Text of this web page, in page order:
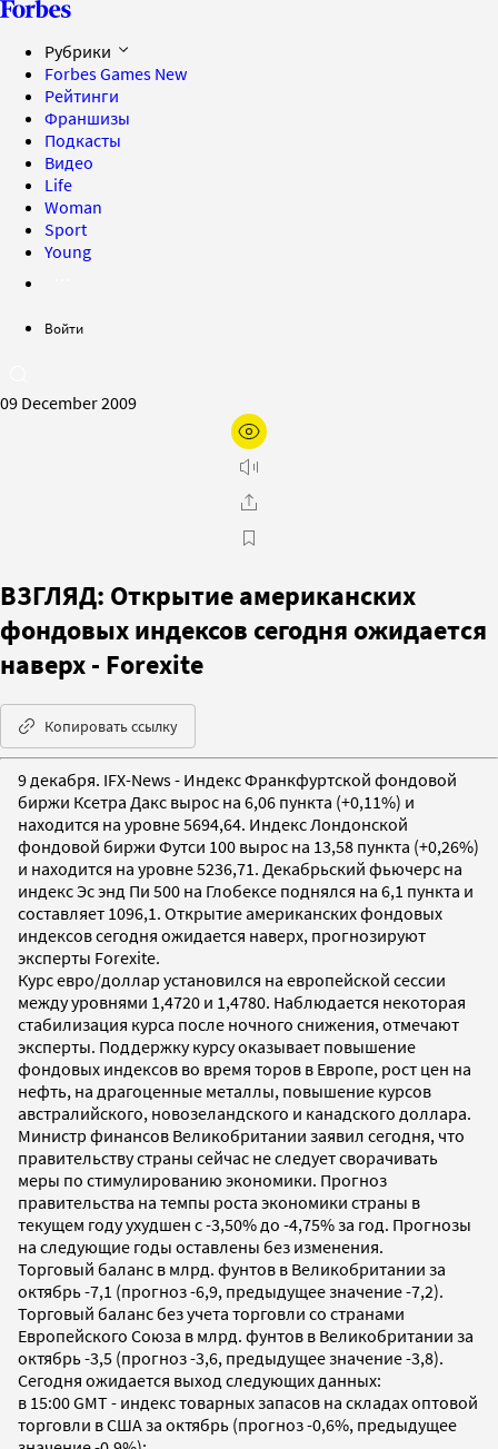
Рубрики
Forbes Games New
Рейтинги
Франшизы
Подкасты
Видео
Life
Woman
Sport
Young
Войти
09 December 2009
ВЗГЛЯД: Открытие американских
фондовых индексов сегодня ожидается
наверх - Forexite
Копировать ссылку
9 декабря. IFX-News - Индекс Франкфуртской фондовой
биржи Ксетра Дакс вырос на 6,06 пункта (+0,11%) и
находится на уровне 5694,64. Индекс Лондонской
фондовой биржи Футси 100 вырос на 13,58 пункта (+0,26%)
и находится на уровне 5236,71. Декабрьский фьючерс на
индекс Эс энд Пи 500 на Глобексе поднялся на 6,1 пункта и
составляет 1096,1. Открытие американских фондовых
индексов сегодня ожидается наверх, прогнозируют
эксперты Forexite.
Курс евро/доллар установился на европейской сессии
между уровнями 1,4720 и 1,4780. Наблюдается некоторая
стабилизация курса после ночного снижения, отмечают
эксперты. Поддержку курсу оказывает повышение
фондовых индексов во время торов в Европе, рост цен на
нефть, на драгоценные металлы, повышение курсов
австралийского, новозеландского и канадского доллара.
Министр финансов Великобритании заявил сегодня, что
правительству страны сейчас не следует сворачивать
меры по стимулированию экономики. Прогноз
правительства на темпы роста экономики страны в
текущем году ухудшен с -3,50% до -4,75% за год. Прогнозы
на следующие годы оставлены без изменения.
Торговый баланс в млрд. фунтов в Великобритании за
октябрь -7,1 (прогноз -6,9, предыдущее значение -7,2).
Торговый баланс без учета торговли со странами
Европейского Союза в млрд. фунтов в Великобритании за
октябрь -3,5 (прогноз -3,6, предыдущее значение -3,8).
Сегодня ожидается выход следующих данных:
в 15:00 GMT - индекс товарных запасов на складах оптовой
торговли в США за октябрь (прогноз -0,6%, предыдущее